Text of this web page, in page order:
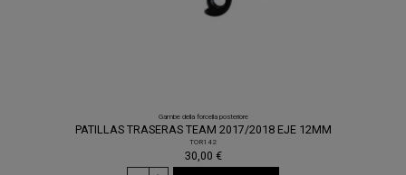
Gambe della forcella posteriore
PATILLAS TRASERAS TEAM 2017/2018 EJE 12MM
TOR142
30,00 €